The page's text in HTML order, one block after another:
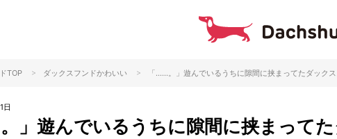
TOP > ダックスフンドかわいい > 「……。」遊んでいるうちに隙間に挟まってたダック
日
」遊んでいるうちに隙間に挟まって